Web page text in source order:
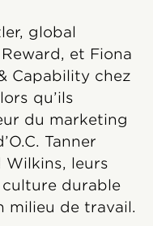
global
et Fiona
Capability chez
qu’ils
du marketing
Tanner
Wilkins, leurs
durable
milieu de travail.